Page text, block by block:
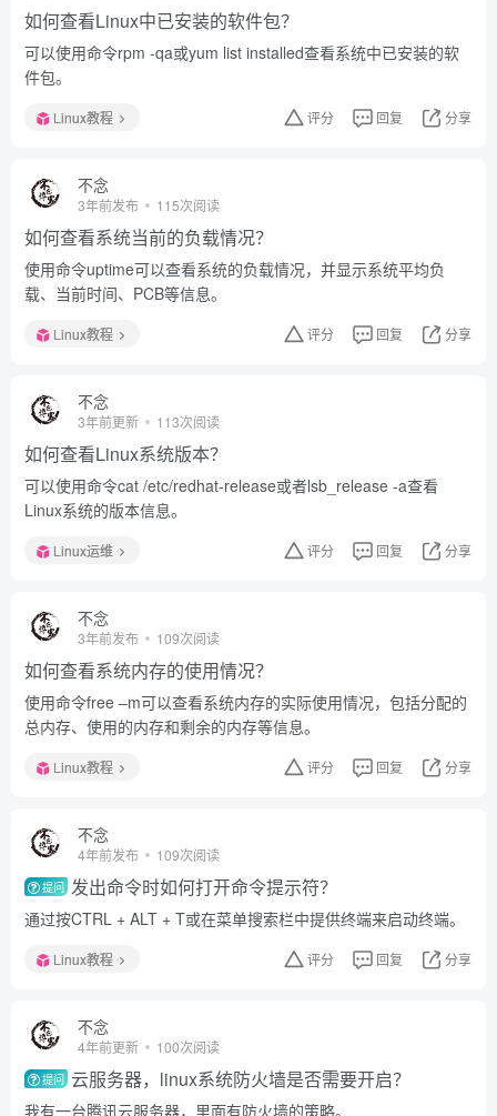
如何查看Linux中已安装的软件包？
可以使用命令rpm -qa或yum list installed查看系统中已安装的软
件包。
Linux教程 评分 回复 分享
不念
3年前发布 115次阅读
如何查看系统当前的负载情况？
使用命令uptime可以查看系统的负载情况，并显示系统平均负
载、当前时间、PCB等信息。
Linux教程 评分 回复 分享
不念
3年前更新 113次阅读
如何查看Linux系统版本？
可以使用命令cat /etc/redhat-release或者lsb_release -a查看
Linux系统的版本信息。
Linux运维 评分 回复 分享
不念
3年前发布 109次阅读
如何查看系统内存的使用情况？
使用命令free –m可以查看系统内存的实际使用情况，包括分配的
总内存、使用的内存和剩余的内存等信息。
Linux教程 评分 回复 分享
不念
4年前发布 109次阅读
提问 发出命令时如何打开命令提示符？
通过按CTRL + ALT + T或在菜单搜索栏中提供终端来启动终端。
Linux教程 评分 回复 分享
不念
4年前更新 100次阅读
提问 云服务器，linux系统防火墙是否需要开启？
我有一台腾讯云服务器，里面有防火墙的策略。